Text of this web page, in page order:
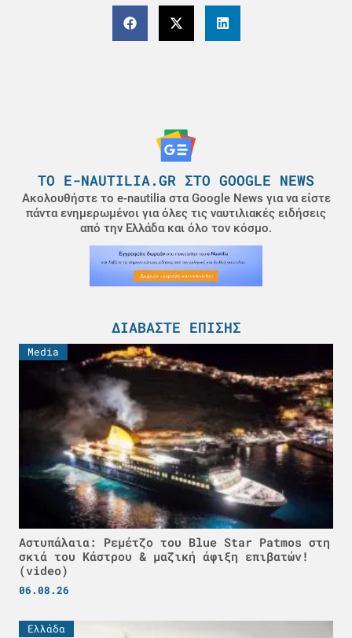
ΤΟ E-NAUTILIA.GR ΣΤΟ GOOGLE NEWS
Ακολουθήστε το e-nautilia στα Google News για να είστε
πάντα ενημερωμένοι για όλες τις ναυτιλιακές ειδήσεις
από την Ελλάδα και όλο τον κόσμο.
ΔΙΑΒΆΣΤΕ ΕΠΊΣΗΣ
Media
Αστυπάλαια: Ρεμέτζο του Blue Star Patmos στη
σκιά του Κάστρου & μαζική άφιξη επιβατών!
(video)
06.08.26
Ελλάδα